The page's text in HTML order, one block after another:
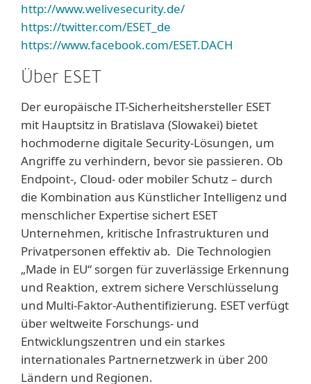
http://www.welivesecurity.de/
https://twitter.com/ESET_de
https://www.facebook.com/ESET.DACH
Über ESET
Der europäische IT-Sicherheitshersteller ESET
mit Hauptsitz in Bratislava (Slowakei) bietet
hochmoderne digitale Security-Lösungen, um
Angriffe zu verhindern, bevor sie passieren. Ob
Endpoint-, Cloud- oder mobiler Schutz – durch
die Kombination aus Künstlicher Intelligenz und
menschlicher Expertise sichert ESET
Unternehmen, kritische Infrastrukturen und
Privatpersonen effektiv ab. Die Technologien
„Made in EU“ sorgen für zuverlässige Erkennung
und Reaktion, extrem sichere Verschlüsselung
und Multi-Faktor-Authentifizierung. ESET verfügt
über weltweite Forschungs- und
Entwicklungszentren und ein starkes
internationales Partnernetzwerk in über 200
Ländern und Regionen.